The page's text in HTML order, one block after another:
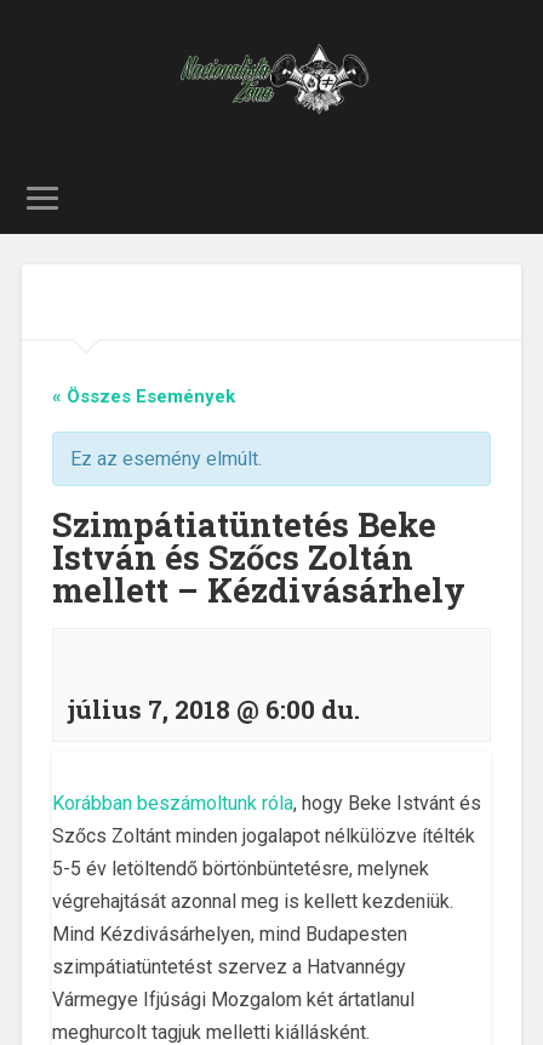
« Összes Események
Ez az esemény elmúlt.
Szimpátiatüntetés Beke
István és Szőcs Zoltán
mellett – Kézdivásárhely
július 7, 2018 @ 6:00 du.
Korábban beszámoltunk róla, hogy Beke Istvánt és
Szőcs Zoltánt minden jogalapot nélkülözve ítélték
5-5 év letöltendő börtönbüntetésre, melynek
végrehajtását azonnal meg is kellett kezdeniük.
Mind Kézdivásárhelyen, mind Budapesten
szimpátiatüntetést szervez a Hatvannégy
Vármegye Ifjúsági Mozgalom két ártatlanul
meghurcolt tagjuk melletti kiállásként.